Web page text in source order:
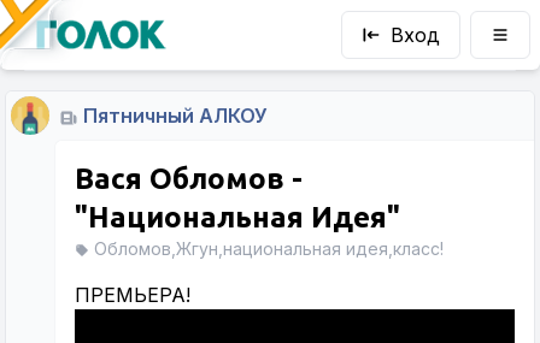
Вход
Пятничный АЛКОУ
Вася Обломов -
"Национальная Идея"
Обломов,Жгун,национальная идея,класс!
ПРЕМЬЕРА!